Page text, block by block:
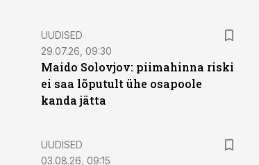
UUDISED
29.07.26, 09:30
Maido Solovjov: piimahinna riski
ei saa lõputult ühe osapoole
kanda jätta
UUDISED
03.08.26, 09:15